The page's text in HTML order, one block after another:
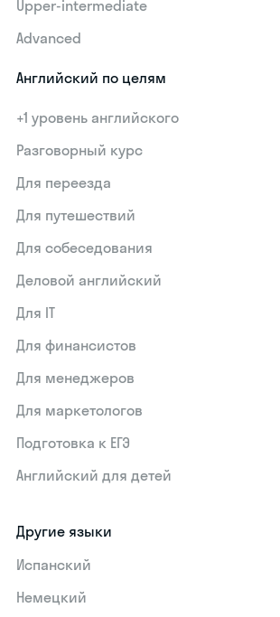
Upper-intermediate
Advanced
Английский по целям
+1 уровень английского
Разговорный курс
Для переезда
Для путешествий
Для собеседования
Деловой английский
Для IT
Для финансистов
Для менеджеров
Для маркетологов
Подготовка к ЕГЭ
Английский для детей
Другие языки
Испанский
Немецкий